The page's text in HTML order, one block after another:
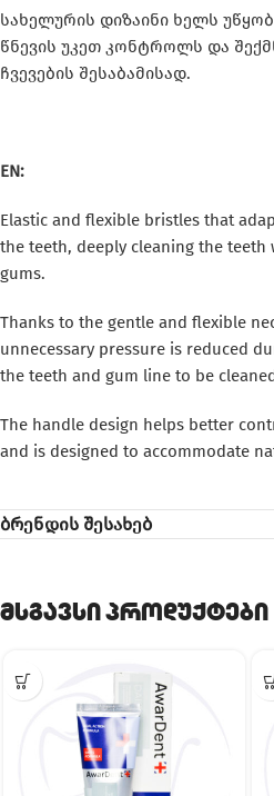
სახელურის დიზაინი ხელს
წნევის უკეთ კონტროლს და
ჩვევების შესაბამისად.
EN:
Elastic and flexible bristles that
the teeth, deeply cleaning the
gums.
Thanks to the gentle and flexible
unnecessary pressure is reduced
the teeth and gum line to be
The handle design helps better
and is designed to accommodate
ბრენდის შესახებ
მსგავსი პროდუქტები